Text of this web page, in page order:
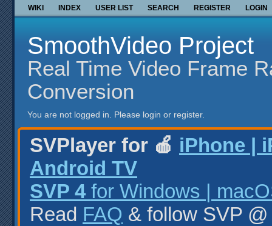
WIKI INDEX USER LIST SEARCH REGISTER LOGIN
SmoothVideo Project
Real Time Video Frame
Conversion
You are not logged in. Please login or register.
SVPlayer for 🍎 iPhone |
Android TV
SVP 4 for Windows |
Read FAQ & follow SVP